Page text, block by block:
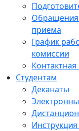
Обращения
приема
График
комиссии
Студентам
Деканаты